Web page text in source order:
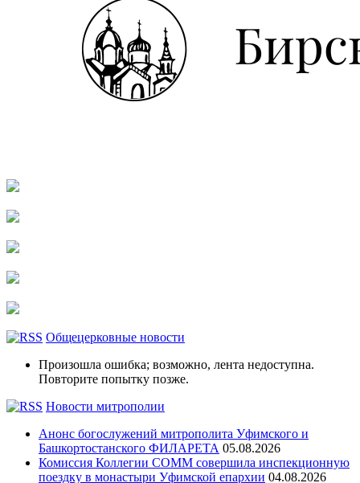
Общецерковные новости
Произошла ошибка; возможно, лента недоступна.
Повторите попытку позже.
Новости митрополии
Анонс богослужений митрополита Уфимского и
Башкортостанского ФИЛАРЕТА 05.08.2026
Комиссия Коллегии СОММ совершила инспекционную
поездку в монастыри Уфимской епархии 04.08.2026